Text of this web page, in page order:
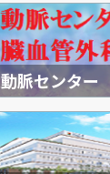
脈センター